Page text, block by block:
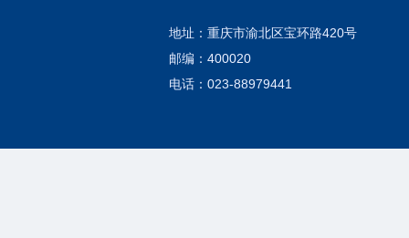
地址：重庆市渝北区宝环路420号
邮编：400020
电话：023-88979441